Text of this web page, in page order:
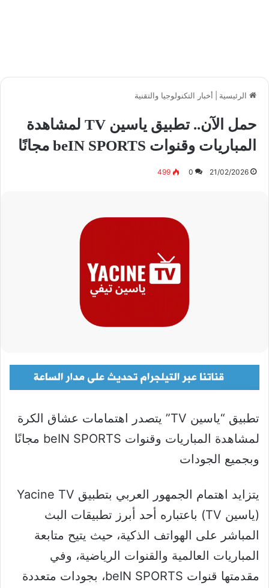
الرئيسية أخبار التكنولوجيا والتقنية
حمل الآن.. تطبيق ياسين TV لمشاهدة
المباريات وقنوات beIN SPORTS مجانًا
21/02/2026
0
499
تطبيق “ياسين TV” يتصدر اهتمامات عشاق الكرة
لمشاهدة المباريات وقنوات beIN SPORTS مجانًا
وبجميع الجودات
يتزايد اهتمام الجمهور العربي بتطبيق Yacine TV
(ياسين TV) باعتباره أحد أبرز تطبيقات البث
المباشر على الهواتف الذكية، حيث يتيح متابعة
المباريات العالمية والقنوات الرياضية، وفي
مقدمتها قنوات beIN SPORTS، بجودات متعددة